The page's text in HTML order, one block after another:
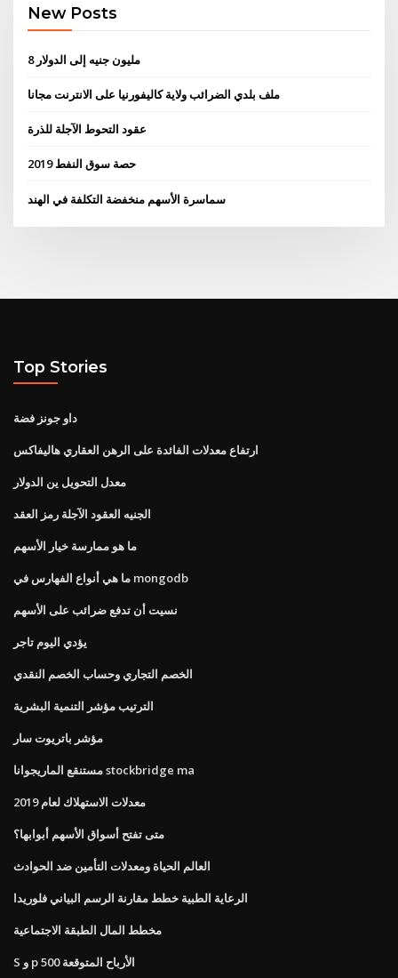
New Posts
8 مليون جنيه إلى الدولار
ملف بلدي الضرائب ولاية كاليفورنيا على الانترنت مجانا
عقود التحوط الآجلة للذرة
حصة سوق النفط 2019
سماسرة الأسهم منخفضة التكلفة في الهند
Top Stories
داو جونز فضة
ارتفاع معدلات الفائدة على الرهن العقاري هاليفاكس
معدل التحويل ين الدولار
الجنيه العقود الآجلة رمز العقد
ما هو ممارسة خيار الأسهم
ما هي أنواع الفهارس في mongodb
نسيت أن تدفع ضرائب على الأسهم
يؤدي اليوم تاجر
الخصم التجاري وحساب الخصم النقدي
الترتيب مؤشر التنمية البشرية
مؤشر باتريوت سار
مستنقع الماريجوانا stockbridge ma
معدلات الاستهلاك لعام 2019
متى تفتح أسواق الأسهم أبوابها؟
العالم الحياة ومعدلات التأمين ضد الحوادث
الرعاية الطبية خطط مقارنة الرسم البياني فلوريدا
مخطط المال الطبقة الاجتماعية
S و p 500 الأرباح المتوقعة